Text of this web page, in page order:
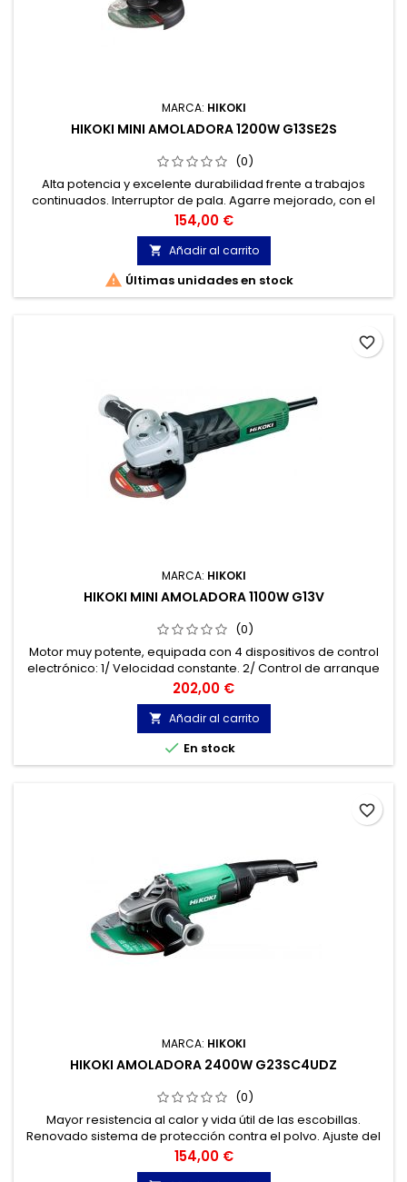
MARCA: HIKOKI
HIKOKI MINI AMOLADORA 1200W G13SE2S
(0)
Alta potencia y excelente durabilidad frente a trabajos
continuados. Interruptor de pala. Agarre mejorado, con el
mínimo diámetro de cuerpo de su clase, que disminuye la
fatiga del usuario en trabajos continuados.
Precio
154,00 €
 Añadir al carrito
 Últimas unidades en stock
MARCA: HIKOKI
HIKOKI MINI AMOLADORA 1100W G13V
(0)
Motor muy potente, equipada con 4 dispositivos de control
electrónico: 1/ Velocidad constante. 2/ Control de arranque
suave para evitar la reacción del equipo en el momento de
arranque.
Precio
202,00 €
 Añadir al carrito
 En stock
favorite_border
MARCA: HIKOKI
HIKOKI AMOLADORA 2400W G23SC4UDZ
(0)
Mayor resistencia al calor y vida útil de las escobillas.
Renovado sistema de protección contra el polvo. Ajuste del
protector del disco sin necesidad de herramientas.
Precio
154,00 €
favorite_border